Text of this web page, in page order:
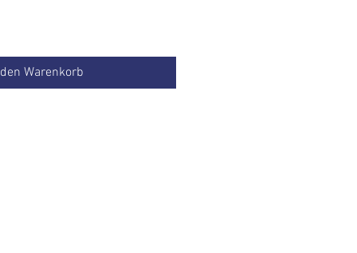
Warenkorb